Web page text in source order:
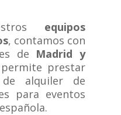
equipos
, contamos con
de Madrid y
prestar
de alquiler de
para eventos